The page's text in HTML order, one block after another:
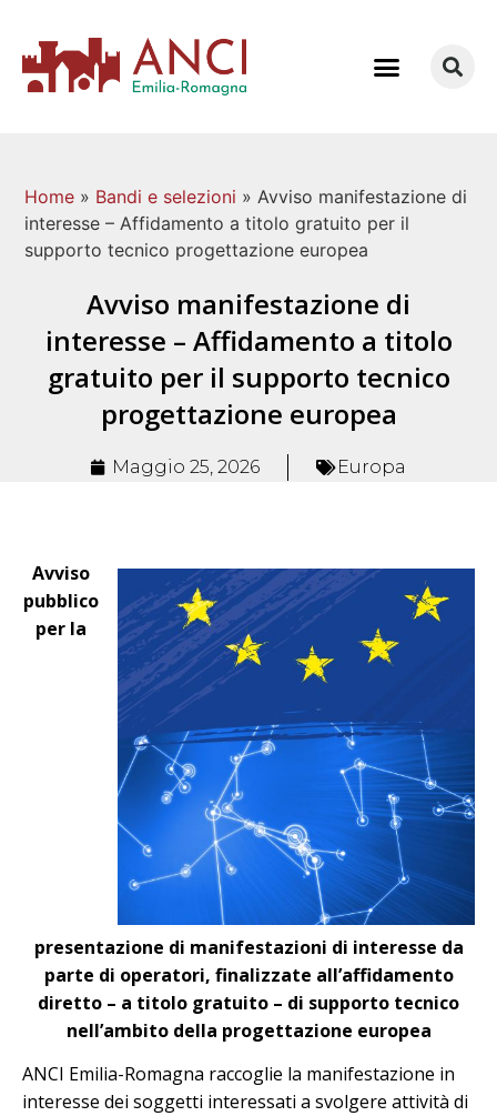
Home » Bandi e selezioni » Avviso manifestazione di
interesse – Affidamento a titolo gratuito per il
supporto tecnico progettazione europea
Avviso manifestazione di
interesse – Affidamento a titolo
gratuito per il supporto tecnico
progettazione europea
Maggio 25, 2026 Europa
Avviso
pubblico
per la
presentazione di manifestazioni di interesse da
parte di operatori, finalizzate all’affidamento
diretto – a titolo gratuito – di supporto tecnico
nell’ambito della progettazione europea
ANCI Emilia-Romagna raccoglie la manifestazione in
interesse dei soggetti interessati a svolgere attività di